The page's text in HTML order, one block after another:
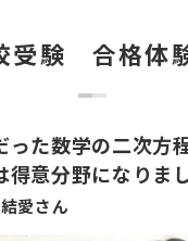
受験 合格体
った数学の二次方
得意分野になりま
愛さん